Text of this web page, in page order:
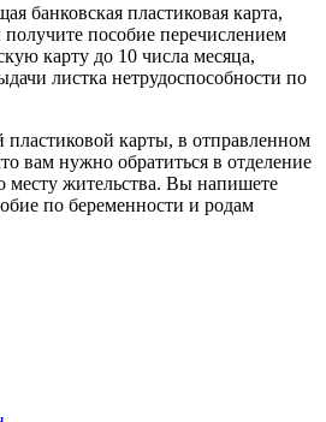
банковская пластиковая карта,
пособие перечислением
карту до 10 числа месяца,
листка нетрудоспособности по
пластиковой карты, в отправленном
вам нужно обратиться в отделение
жительства. Вы напишете
по беременности и родам